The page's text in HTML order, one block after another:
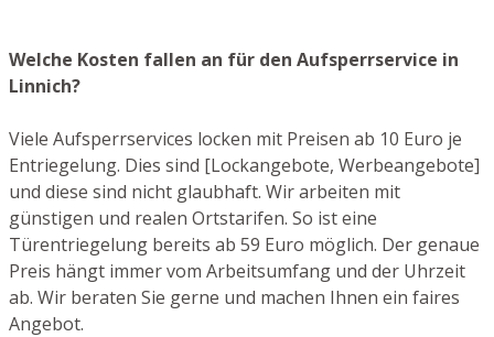
Welche Kosten fallen an für den Aufsperrservice in
Linnich?
Viele Aufsperrservices locken mit Preisen ab 10 Euro je
Entriegelung. Dies sind [Lockangebote, Werbeangebote]
und diese sind nicht glaubhaft. Wir arbeiten mit
günstigen und realen Ortstarifen. So ist eine
Türentriegelung bereits ab 59 Euro möglich. Der genaue
Preis hängt immer vom Arbeitsumfang und der Uhrzeit
ab. Wir beraten Sie gerne und machen Ihnen ein faires
Angebot.